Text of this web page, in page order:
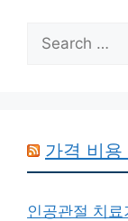
for:
가격 비용
인공관절 치